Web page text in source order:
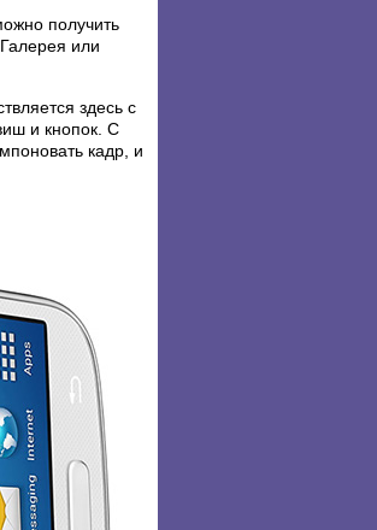
получить
или
здесь с
и кнопок. С
кадр, и